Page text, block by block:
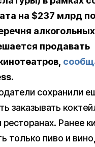
на $237 млрд
продавать
сохранили
заказывать
ресторанах. Ранее
только пиво и